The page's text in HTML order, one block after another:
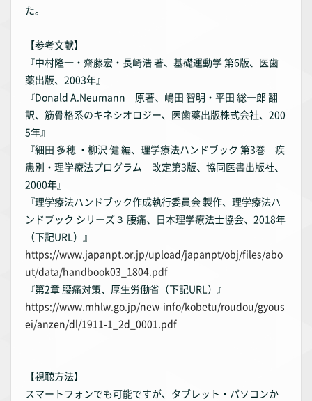
た。
【参考文献】
『中村隆一・齋藤宏・長崎浩 著、基礎運動学 第6版、医歯
薬出版、2003年』
『Donald A.Neumann 原著、嶋田 智明・平田 総一郎 翻
訳、筋骨格系のキネシオロジー、医歯薬出版株式会社、200
5年』
『細田 多穂 ・柳沢 健 編、理学療法ハンドブック 第3巻 疾
患別・理学療法プログラム 改定第3版、協同医書出版社、
2000年』
『理学療法ハンドブック作成執行委員会 製作、理学療法ハ
ンドブック シリーズ３ 腰痛、日本理学療法士協会、2018年
（下記URL）』
https://www.japanpt.or.jp/upload/japanpt/obj/files/abo
ut/data/handbook03_1804.pdf
『第2章 腰痛対策、厚生労働省（下記URL）』
https://www.mhlw.go.jp/new-info/kobetu/roudou/gyous
ei/anzen/dl/1911-1_2d_0001.pdf
【視聴方法】
スマートフォンでも可能ですが、タブレット・パソコンか